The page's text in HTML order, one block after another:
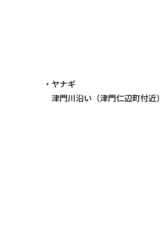
・ヤナギ
津門川沿い（津門仁辺町付近）